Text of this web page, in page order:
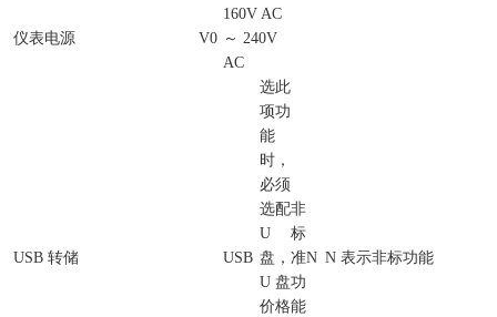
仪表电源 V0
160V AC
～ 240V
AC
USB 转储 USB
选此
项功
能
时，
必须
选配
U
盘，
U 盘
价格
非
标
准
功
能
N N 表示非标功能